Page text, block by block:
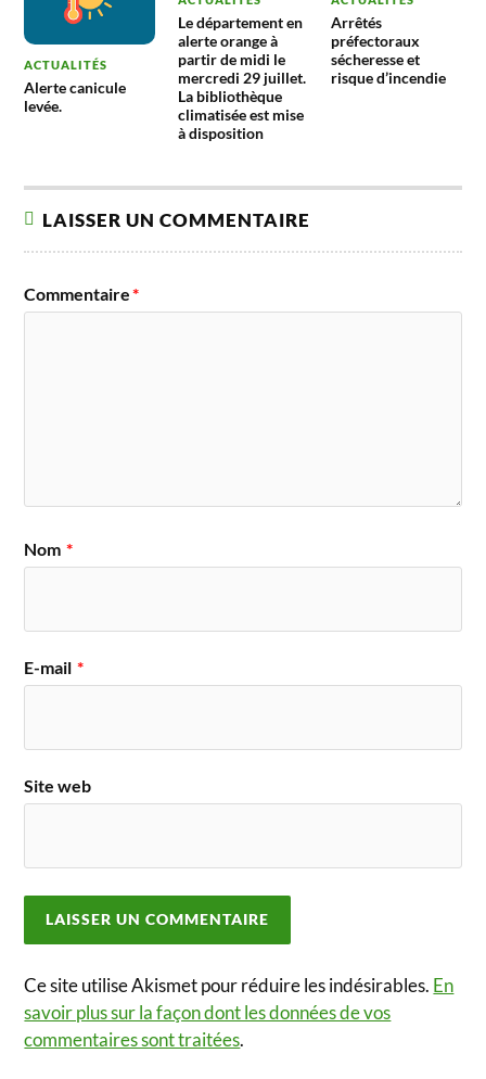
ACTUALITÉS
Alerte canicule
levée.
Le département en
alerte orange à
partir de midi le
mercredi 29 juillet.
La bibliothèque
climatisée est mise
à disposition
Arrêtés
préfectoraux
sécheresse et
risque d’incendie
LAISSER UN COMMENTAIRE
Commentaire*
Nom *
E-mail *
Site web
Ce site utilise Akismet pour réduire les indésirables. En
savoir plus sur la façon dont les données de vos
commentaires sont traitées.